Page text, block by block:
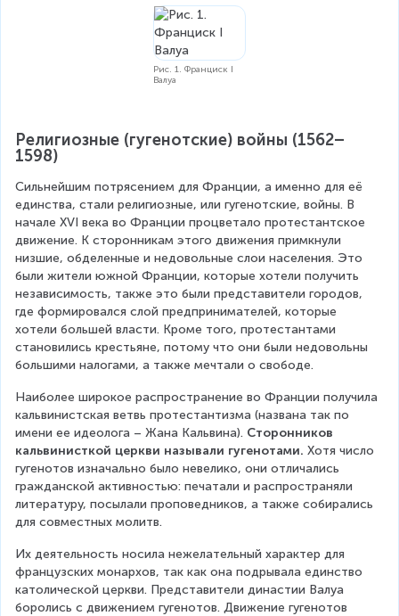
Рис. 1. Франциск I
Валуа
Религиозные (гугенотские) войны (1562–
1598)
Сильнейшим потрясением для Франции, а именно для её
единства, стали религиозные, или гугенотские, войны. В
начале XVI века во Франции процветало протестантское
движение. К сторонникам этого движения примкнули
низшие, обделенные и недовольные слои населения. Это
были жители южной Франции, которые хотели получить
независимость, также это были представители городов,
где формировался слой предпринимателей, которые
хотели большей власти. Кроме того, протестантами
становились крестьяне, потому что они были недовольны
большими налогами, а также мечтали о свободе.
Наиболее широкое распространение во Франции получила
кальвинистская ветвь протестантизма (названа так по
имени ее идеолога – Жана Кальвина). Сторонников
кальвинисткой церкви называли гугенотами. Хотя число
гугенотов изначально было невелико, они отличались
гражданской активностью: печатали и распространяли
литературу, посылали проповедников, а также собирались
для совместных молитв.
Их деятельность носила нежелательный характер для
французских монархов, так как она подрывала единство
католической церкви. Представители династии Валуа
боролись с движением гугенотов. Движение гугенотов